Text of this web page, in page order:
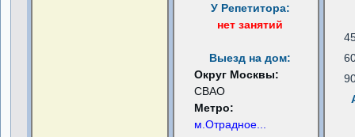
У Репетитора:
нет занятий
Выезд на дом:
Округ Москвы:
СВАО
Метро:
м.Отрадное